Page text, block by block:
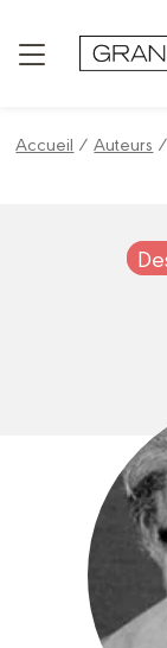
Accueil /Auteurs /